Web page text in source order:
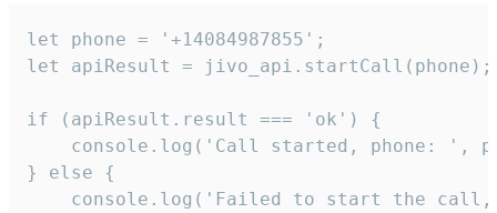
let phone = '+14084987855';
let apiResult = jivo_api.startCall(phone);
if (apiResult.result === 'ok') {
console.log('Call started, phone: ',
} else {
console.log('Failed to start the